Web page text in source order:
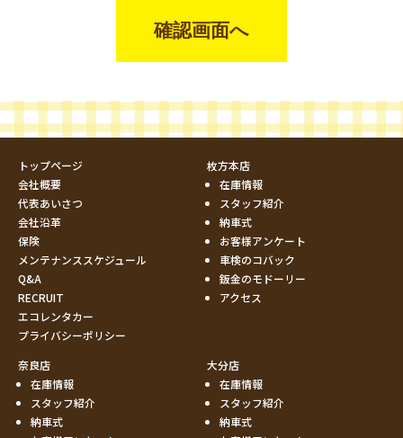
トップページ
会社概要
代表あいさつ
会社沿革
保険
メンテナンススケジュール
Q&A
RECRUIT
エコレンタカー
プライバシーポリシー
枚方本店
在庫情報
スタッフ紹介
納車式
お客様アンケート
車検のコバック
鈑金のモドーリー
アクセス
奈良店
在庫情報
スタッフ紹介
納車式
大分店
在庫情報
スタッフ紹介
納車式